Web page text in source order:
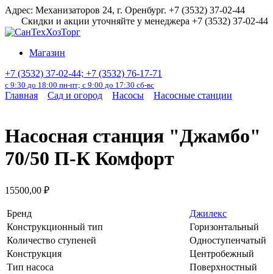
Перейти
содержанию
Адрес: Механизаторов 24, г. Оренбург. +7 (3532) 37-02-44
Скидки и акции уточняйте у менеджера +7 (3532) 37-02-44
Магазин
+7 (3532) 37-02-44; +7 (3532) 76-17-71
с 9:30 до 18:00 пн-пт; с 9:00 до 17:30 сб-вс
Главная Сад и огород Насосы Насосные станции
Насосная станция "Джамбо"
70/50 П-К Комфорт
15500,00 ₽
Бренд
Джилекс
Конструкционный тип
Горизонтальный
Количество ступеней
Одноступенчатый
Конструкция
Центробежный
Тип насоса
Поверхностный